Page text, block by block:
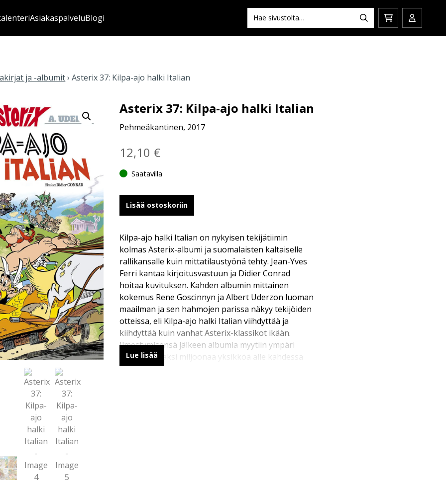
AsiakaspalveluBlogi
Hae:
Hae
Siirry
Avaa/
ja -albumit›Asterix 37: Kilpa-ajo halki Italian
Asterix 37: Kilpa-ajo halki Italian
Pehmeäkantinen, 2017
12,10 €
Saatavilla
Lisää ostoskoriin
Kilpa-ajo halki Italian on nykyisen tekijätiimin
kolmas Asterix-albumi ja suomalaisten kaltaiselle
rallikansalle kuin mittatilaustyönä tehty. Jean-Yves
Ferri kantaa kirjoitusvastuun ja Didier Conrad
hoitaa kuvituksen. Kahden albumin mittainen
kokemus Rene Goscinnyn ja Albert Uderzon luoman
maailman ja sen hahmojen parissa näkyy tekijöiden
otteissa, eli Kilpa-ajo halki Italian viihdyttää ja
kiihdyttää kuin vanhat Asterix-klassikot ikään.
Ilmestymisensä jälkeen albumia myytiin ympäri
maailman kaksi miljoonaa yksikköä alle kahdessa
viikossa, joten todella odotetusta ja pidetystä
Lue lisää